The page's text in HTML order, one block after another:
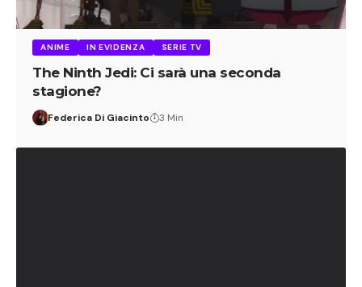
ANIME IN EVIDENZA SERIE TV
The Ninth Jedi: Ci sarà una seconda
stagione?
Federica Di Giacinto 3 Min